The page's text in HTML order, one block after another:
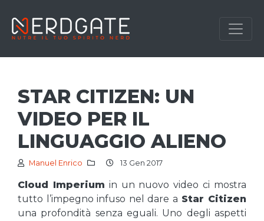
STAR CITIZEN: UN
VIDEO PER IL
LINGUAGGIO ALIENO
Manuel Enrico 13 Gen 2017
Cloud Imperium in un nuovo video ci mostra
tutto l’impegno infuso nel dare a Star Citizen
una profondità senza eguali. Uno degli aspetti